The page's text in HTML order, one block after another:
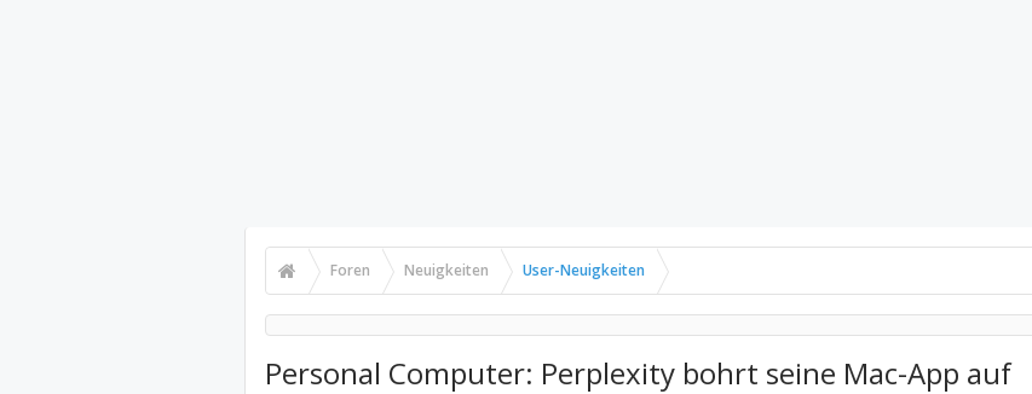
Foren Neuigkeiten User-Neuigkeiten
Personal Computer: Perplexity bohrt seine Mac-App auf